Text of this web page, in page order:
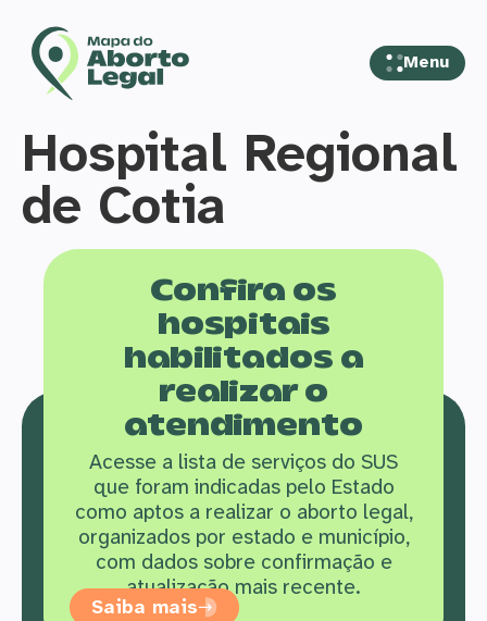
Menu
Hospital Regional
de Cotia
Confira os
hospitais
habilitados a
realizar o
atendimento
Acesse a lista de serviços do SUS
que foram indicadas pelo Estado
como aptos a realizar o aborto legal,
organizados por estado e município,
com dados sobre confirmação e
atualização mais recente.
Saiba mais